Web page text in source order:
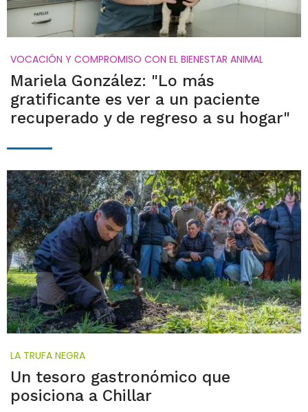
VOCACIÓN Y COMPROMISO CON EL BIENESTAR ANIMAL
Mariela González: "Lo más
gratificante es ver a un paciente
recuperado y de regreso a su hogar"
LA TRUFA NEGRA
Un tesoro gastronómico que
posiciona a Chillar